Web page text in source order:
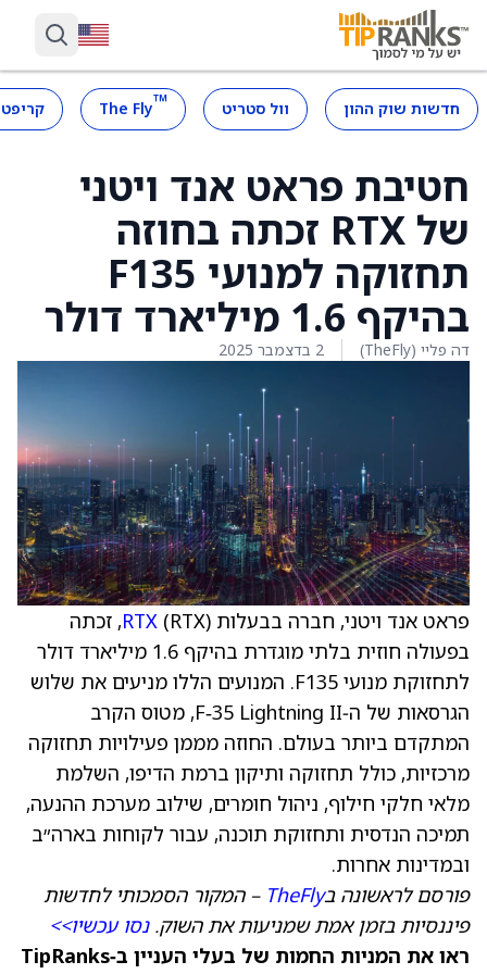
חדשות שוק ההון וול סטריט ™
The Fly
חטיבת פראט אנד ויטני
של RTX זכתה בחוזה
תחזוקה למנועי F135
בהיקף 1.6 מיליארד דולר
דה פליי (TheFly) 2 בדצמבר 2025
פראט אנד ויטני, חברה בבעלות RTX(RTX), זכתה
בפעולה חוזית בלתי מוגדרת בהיקף 1.6 מיליארד דולר
לתחזוקת מנועי F135. המנועים הללו מניעים את שלוש
הגרסאות של ה‑F‑35 Lightning II, מטוס הקרב
המתקדם ביותר בעולם. החוזה מממן פעילויות תחזוקה
מרכזיות, כולל תחזוקה ותיקון ברמת הדיפו, השלמת
מלאי חלקי חילוף, ניהול חומרים, שילוב מערכת ההנעה,
תמיכה הנדסית ותחזוקת תוכנה, עבור לקוחות בארה״ב
ובמדינות אחרות.
פורסם לראשונה בTheFly – המקור הסמכותי לחדשות
פיננסיות בזמן אמת שמניעות את השוק.נסו עכשיו>>
ראו את המניות החמות של בעלי העניין ב‑TipRanks